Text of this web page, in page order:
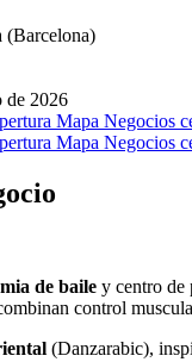
(Barcelona)
de 2026
Mapa Negocios
Mapa Negocios
de baile y centro de
control
(Danzarabic),